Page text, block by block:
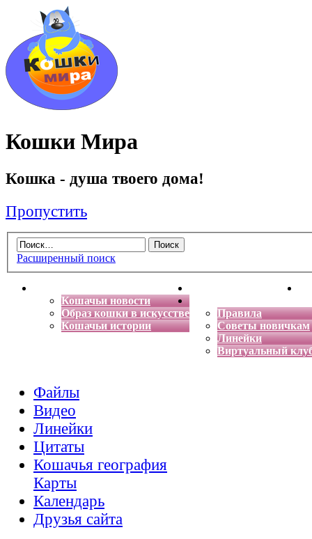
Кошки Мира
Кошка - душа твоего дома!
Пропустить
Расширенный поиск
Кошачьи новости
Образ кошки в искусстве
Кошачьи истории
Энциклопедия кошек
Правила
Советы новичкам
Линейки
Виртуальный
Файлы
Видео
Линейки
Цитаты
Кошачья география
Карты
Календарь
Друзья сайта